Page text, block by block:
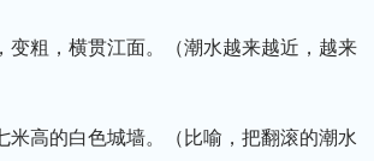
变粗，横贯江面。（潮水越来越近，越来
米高的白色城墙。（比喻，把翻滚的潮水